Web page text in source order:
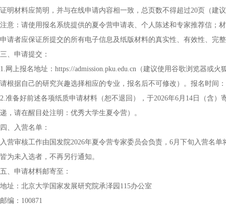
证明材料应简明，并与在线申请内容相一致，总页数不得超过20页（建
注意：请使用报名系统提供的夏令营申请表、个人陈述和专家推荐信；
申请者应保证所提交的所有电子信息及纸版材料的真实性、有效性、完
三、申请提交：
1.网上报名地址：https://admission.pku.edu.cn（建议使用谷歌浏览器或
请根据自己的研究兴趣选择相应的专业，报名后不可修改）。报名时间：
2.准备好前述各项纸质申请材料（恕不退回），于2026年6月14日（含
递，请在醒目处注明：优秀大学生夏令营）。
四、入营名单：
入营审核工作由国发院2026年夏令营专家委员会负责，6月下旬入营名
皆为未入选者，不再另行通知。
五、申请材料邮寄至：
地址：北京大学国家发展研究院承泽园115办公室
邮编：100871